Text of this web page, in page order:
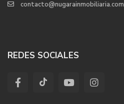
contacto@nugarainmobiliaria.com
REDES SOCIALES